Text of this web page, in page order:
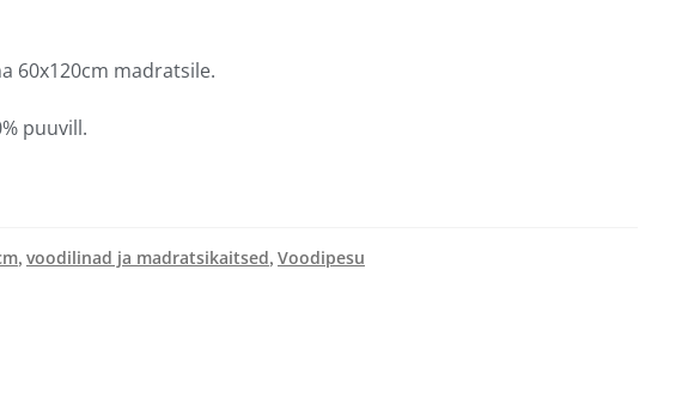
60x120cm madratsile.
puuvill.
, voodilinad ja madratsikaitsed, Voodipesu